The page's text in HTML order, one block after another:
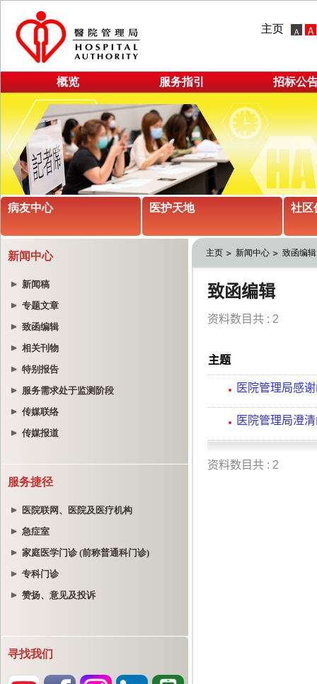
主页
概览 服务指引 招标公
病友中心 医护天地 社区
新闻中心
新闻稿
专题文章
致函编辑
相关刊物
特别报告
服务需求处于监测阶段
传媒联络
传媒报道
服务捷径
医院联网、医院及医疗机构
急症室
家庭医学门诊 (前称普通科门诊)
专科门诊
赞扬、意见及投诉
寻找我们
主页 新闻中心 致函编辑